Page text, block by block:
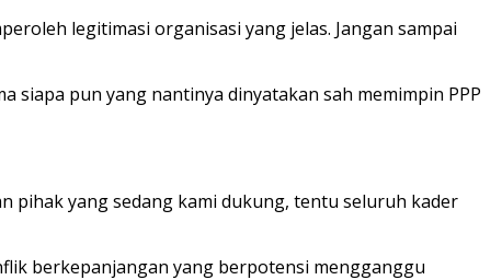
legitimasi organisasi yang jelas. Jangan sampai
siapa pun yang nantinya dinyatakan sah memimpin PPP
pihak yang sedang kami dukung, tentu seluruh kader
berkepanjangan yang berpotensi mengganggu